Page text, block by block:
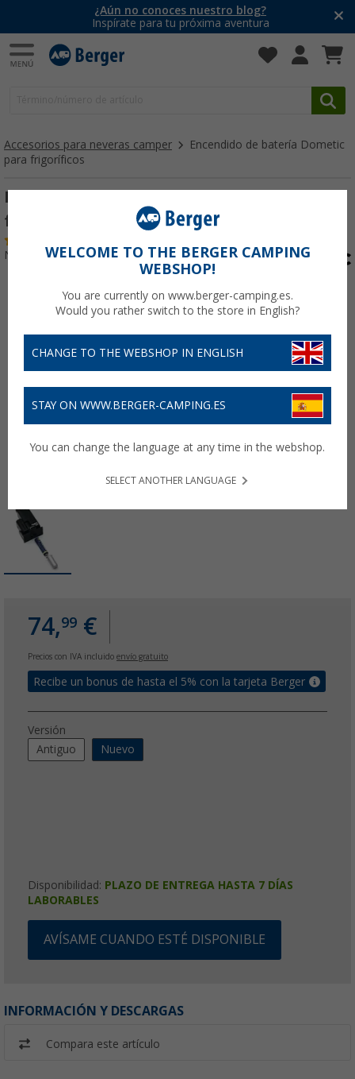
¿Aún no conoces nuestro blog?
Inspírate para tu próxima aventura
Accesorios para neveras camper
Encendido de batería Dometic
para frigoríficos
Encendido a pilas Dometic para
frigoríficos NUEVO
Nº de artículo 510941
74,99 €
Precios con IVA incluido envío gratuito
Recibe un bonus de hasta el 5% con la tarjeta Berger
Versión
Antiguo
Nuevo
Disponibilidad: PLAZO DE ENTREGA HASTA 7 DÍAS
LABORABLES
AVÍSAME CUANDO ESTÉ DISPONIBLE
INFORMACIÓN Y DESCARGAS
Compara este artículo
WELCOME TO THE BERGER CAMPING
WEBSHOP!
You are currently on www.berger-camping.es.
Would you rather switch to the store in English?
CHANGE TO THE WEBSHOP IN ENGLISH
STAY ON WWW.BERGER-CAMPING.ES
You can change the language at any time in the webshop.
SELECT ANOTHER LANGUAGE